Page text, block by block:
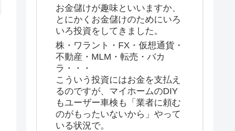
お金儲けが趣味といいますか、
とにかくお金儲けのためにいろ
いろ投資をしてきました。
株・ワラント・FX・仮想通貨・
不動産・MLM・転売・バカ
ラ・・・
こういう投資にはお金を支払え
るのですが、マイホームのDIY
もユーザー車検も「業者に頼む
のがもったいないから」やって
いる状況で。